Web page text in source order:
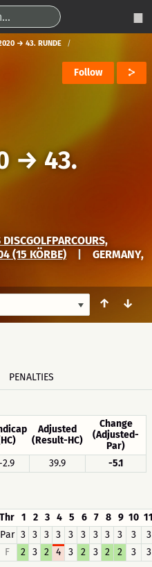
→ 43. RUNDE
Follow
→43.
(15 KÖRBE)
GERMANY,
↑ ↓
PENALTIES
Adjusted
(Result-HC)
Change
(Adjusted-
Par)
39.9 -5.1
Thr 1 2 3 4 5 6 7 8 9 10
Par 3 3 3 3 3 3 3 3 3 3
3
F 2 3 2 4 3 2 3 2 2 3 3